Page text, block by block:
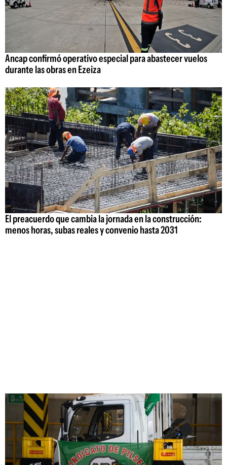
Ancap confirmó operativo especial para abastecer vuelos
durante las obras en Ezeiza
El preacuerdo que cambia la jornada en la construcción:
menos horas, subas reales y convenio hasta 2031